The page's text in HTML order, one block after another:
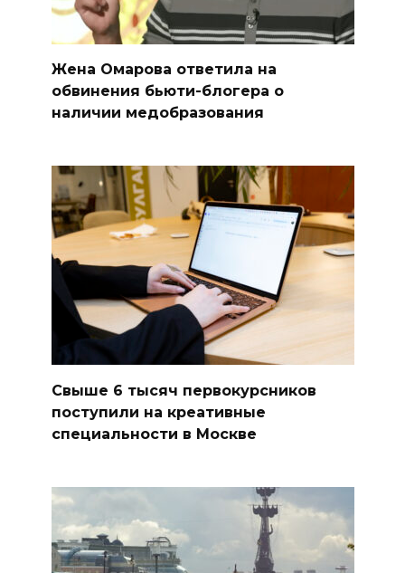
Жена Омарова ответила на
обвинения бьюти-блогера о
наличии медобразования
Свыше 6 тысяч первокурсников
поступили на креативные
специальности в Москве